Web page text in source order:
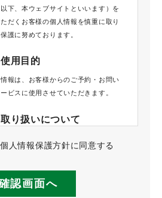
下、本ウェブサイトといいます）を
だくお客様の個人情報を慎重に取り
護に努めております。
用目的
報は、お客様からのご予約・お問い
ビスに使用させていただきます。
り扱いについて
いた個人情報について管理責任者を
その保護に努めてまいります。当社
便から得られる情報と同様に保護さ
報の処理を外部へ委託する場合に
個人情報保護方針に同意する